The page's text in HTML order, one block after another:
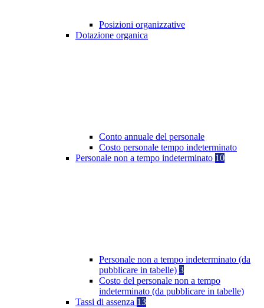
Posizioni organizzative
Dotazione organica
Conto annuale del personale
Costo personale tempo indeterminato
Personale non a tempo indeterminato 10
Personale non a tempo indeterminato (da
pubblicare in tabelle) 3
Costo del personale non a tempo
indeterminato (da pubblicare in tabelle)
Tassi di assenza 13